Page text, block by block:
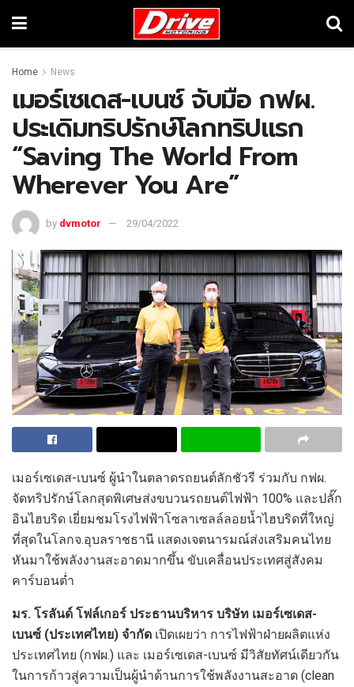
Home News
เมอร์เซเดส-เบนซ์ จับมือ กฟผ.
ประเดิมทริปรักษ์โลกทริปแรก
“Saving The World From
Wherever You Are”
by dvmotor 29/04/2022
เมอร์เซเดส-เบนซ์ ผู้นำในตลาดรถยนต์ลักชัวรี ร่วมกับ กฟผ.
จัดทริปรักษ์โลกสุดพิเศษส่งขบวนรถยนต์ไฟฟ้า 100% และปลั๊ก
อินไฮบริด เยี่ยมชมโรงไฟฟ้าโซลาเซลล์ลอยน้ำไฮบริดที่ใหญ่
ที่สุดในโลกจ.อุบลราชธานี แสดงเจตนารมณ์ส่งเสริมคนไทย
หันมาใช้พลังงานสะอาดมากขึ้น ขับเคลื่อนประเทศสู่สังคม
คาร์บอนต่ำ
มร. โรลันด์ โฟล์เกอร์ ประธานบริหาร บริษัท เมอร์เซเดส-
เบนซ์ (ประเทศไทย) จำกัด เปิดเผยว่า การไฟฟ้าฝ่ายผลิตแห่ง
ประเทศไทย (กฟผ.) และ เมอร์เซเดส-เบนซ์ มีวิสัยทัศน์เดียวกัน
ในการก้าวสู่ความเป็นผู้นำด้านการใช้พลังงานสะอาด (clean